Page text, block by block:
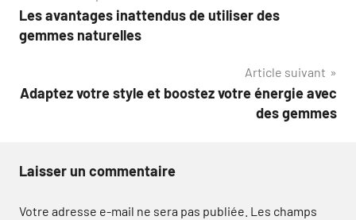
de
Les avantages inattendus de utiliser des
gemmes naturelles
Article suivant
Adaptez votre style et boostez votre énergie avec
des gemmes
Laisser un commentaire
Votre adresse e-mail ne sera pas publiée. Les champs